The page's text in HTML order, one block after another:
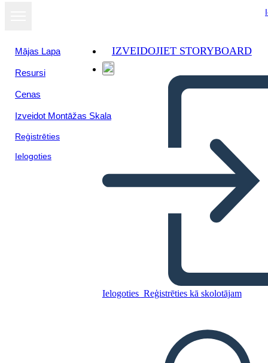
Mājas Lapa
Resursi
Cenas
Izveidot Montāžas Skala
Reģistrēties
Ielogoties
IZVEIDOJIET STORYBOARD
Ielogoties Reģistrēties kā skolotājam
ATSKAŅOT SLAIDRĀDI
Skatīt kā
slaidrādi